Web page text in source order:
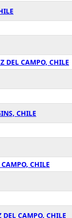
DEL CAMPO, CHILE
CHILE
CHILE
DEL CAMPO, CHILE